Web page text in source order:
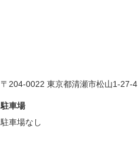
〒204-0022 東京都清瀬市松山1-27-4
駐車場
駐車場なし